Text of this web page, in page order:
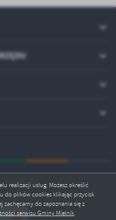
realizacji usług. Możesz określić
do plików cookies klikając przycisk
zachęcamy do zapoznania się z
serwisu Gminy Mielnik.
321188
2